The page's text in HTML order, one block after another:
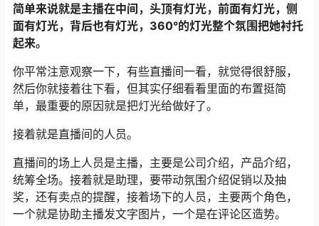
简单来说就是主播在中间，头顶有灯光，前面有灯光，侧
面有灯光，背后也有灯光，360°的灯光整个氛围把她衬托
起来。
你平常注意观察一下，有些直播间一看，就觉得很舒服，
然后你就接着往下看，但其实仔细看看里面的布置挺简
单，最重要的原因就是把灯光给做好了。
接着就是直播间的人员。
直播间的场上人员是主播，主要是公司介绍，产品介绍，
统筹全场。接着就是助理，要带动氛围介绍促销以及抽
奖，还有卖点的提醒，接着场下的人员，主要两个角色，
一个就是协助主播发文字图片，一个是在评论区造势。